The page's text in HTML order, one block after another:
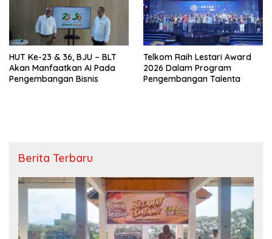
HUT Ke-23 & 36, BJU – BLT
Akan Manfaatkan AI Pada
Pengembangan Bisnis
Telkom Raih Lestari Award
2026 Dalam Program
Pengembangan Talenta
Berita Terbaru